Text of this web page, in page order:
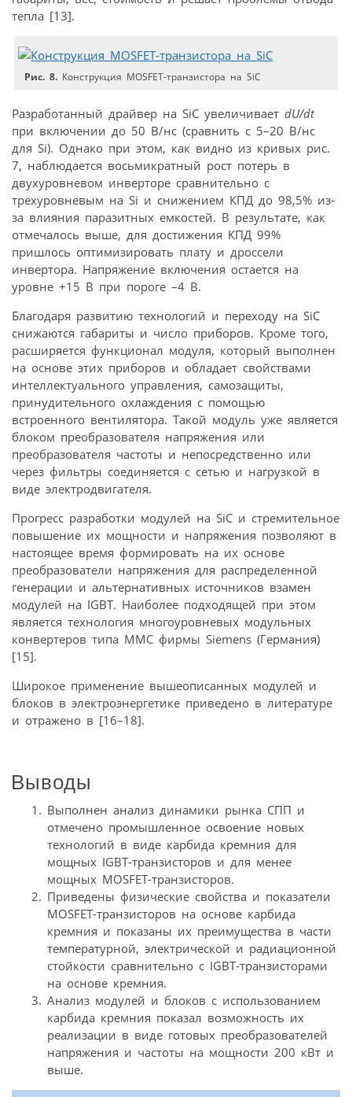
тепла [13].
Рис. 8. Конструкция MOSFET-транзистора на SiC
Разработанный драйвер на SiC увеличивает dU/dt
при включении до 50 В/нс (сравнить с 5–20 В/нс
для Si). Однако при этом, как видно из кривых рис.
7, наблюдается восьмикратный рост потерь в
двухуровневом инверторе сравнительно с
трехуровневым на Si и снижением КПД до 98,5% из-
за влияния паразитных емкостей. В результате, как
отмечалось выше, для достижения КПД 99%
пришлось оптимизировать плату и дроссели
инвертора. Напряжение включения остается на
уровне +15 В при пороге –4 В.
Благодаря развитию технологий и переходу на SiC
снижаются габариты и число приборов. Кроме того,
расширяется функционал модуля, который выполнен
на основе этих приборов и обладает свойствами
интеллектуального управления, самозащиты,
принудительного охлаждения с помощью
встроенного вентилятора. Такой модуль уже является
блоком преобразователя напряжения или
преобразователя частоты и непосредственно или
через фильтры соединяется с сетью и нагрузкой в
виде электродвигателя.
Прогресс разработки модулей на SiC и стремительное
повышение их мощности и напряжения позволяют в
настоящее время формировать на их основе
преобразователи напряжения для распределенной
генерации и альтернативных источников взамен
модулей на IGBT. Наиболее подходящей при этом
является технология многоуровневых модульных
конвертеров типа ММС фирмы Siemens (Германия)
[15].
Широкое применение вышеописанных модулей и
блоков в электроэнергетике приведено в литературе
и отражено в [16–18].
Выводы
Выполнен анализ динамики рынка СПП и
отмечено промышленное освоение новых
технологий в виде карбида кремния для
мощных IGBT-транзисторов и для менее
мощных MOSFET-транзисторов.
Приведены физические свойства и показатели
MOSFET-транзисторов на основе карбида
кремния и показаны их преимущества в части
температурной, электрической и радиационной
стойкости сравнительно с IGBT-транзисторами
на основе кремния.
Анализ модулей и блоков с использованием
карбида кремния показал возможность их
реализации в виде готовых преобразователей
напряжения и частоты на мощности 200 кВт и
выше.